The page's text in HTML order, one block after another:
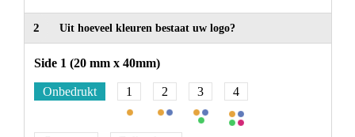
2 Uit hoeveel kleuren bestaat uw logo?
Side 1 (20 mm x 40mm)
Onbedrukt 1 2 3 4